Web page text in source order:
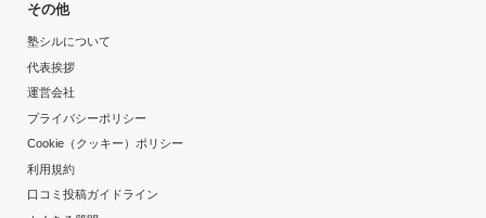
その他
塾シルについて
代表挨拶
運営会社
プライバシーポリシー
Cookie（クッキー）ポリシー
利用規約
口コミ投稿ガイドライン